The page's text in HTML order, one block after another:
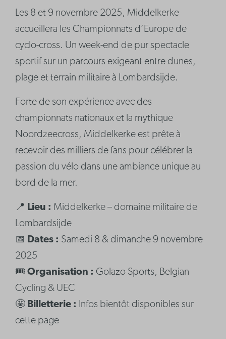
Les 8 et 9 novembre 2025, Middelkerke
accueillera les Championnats d’Europe de
cyclo-cross. Un week-end de pur spectacle
sportif sur un parcours exigeant entre dunes,
plage et terrain militaire à Lombardsijde.
Forte de son expérience avec des
championnats nationaux et la mythique
Noordzeecross, Middelkerke est prête à
recevoir des milliers de fans pour célébrer la
passion du vélo dans une ambiance unique au
bord de la mer.
📍 Lieu : Middelkerke – domaine militaire de
Lombardsijde
📅 Dates : Samedi 8 & dimanche 9 novembre
2025
🎟️Organisation : Golazo Sports, Belgian
Cycling & UEC
🤩 Billetterie : Infos bientôt disponibles sur
cette page